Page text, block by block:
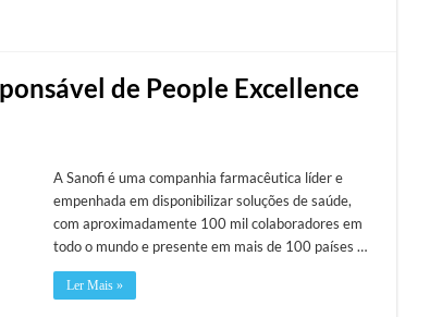
de People Excellence
A Sanofi é uma companhia farmacêutica líder e
empenhada em disponibilizar soluções de saúde,
com aproximadamente 100 mil colaboradores em
todo o mundo e presente em mais de 100 países …
Ler Mais »